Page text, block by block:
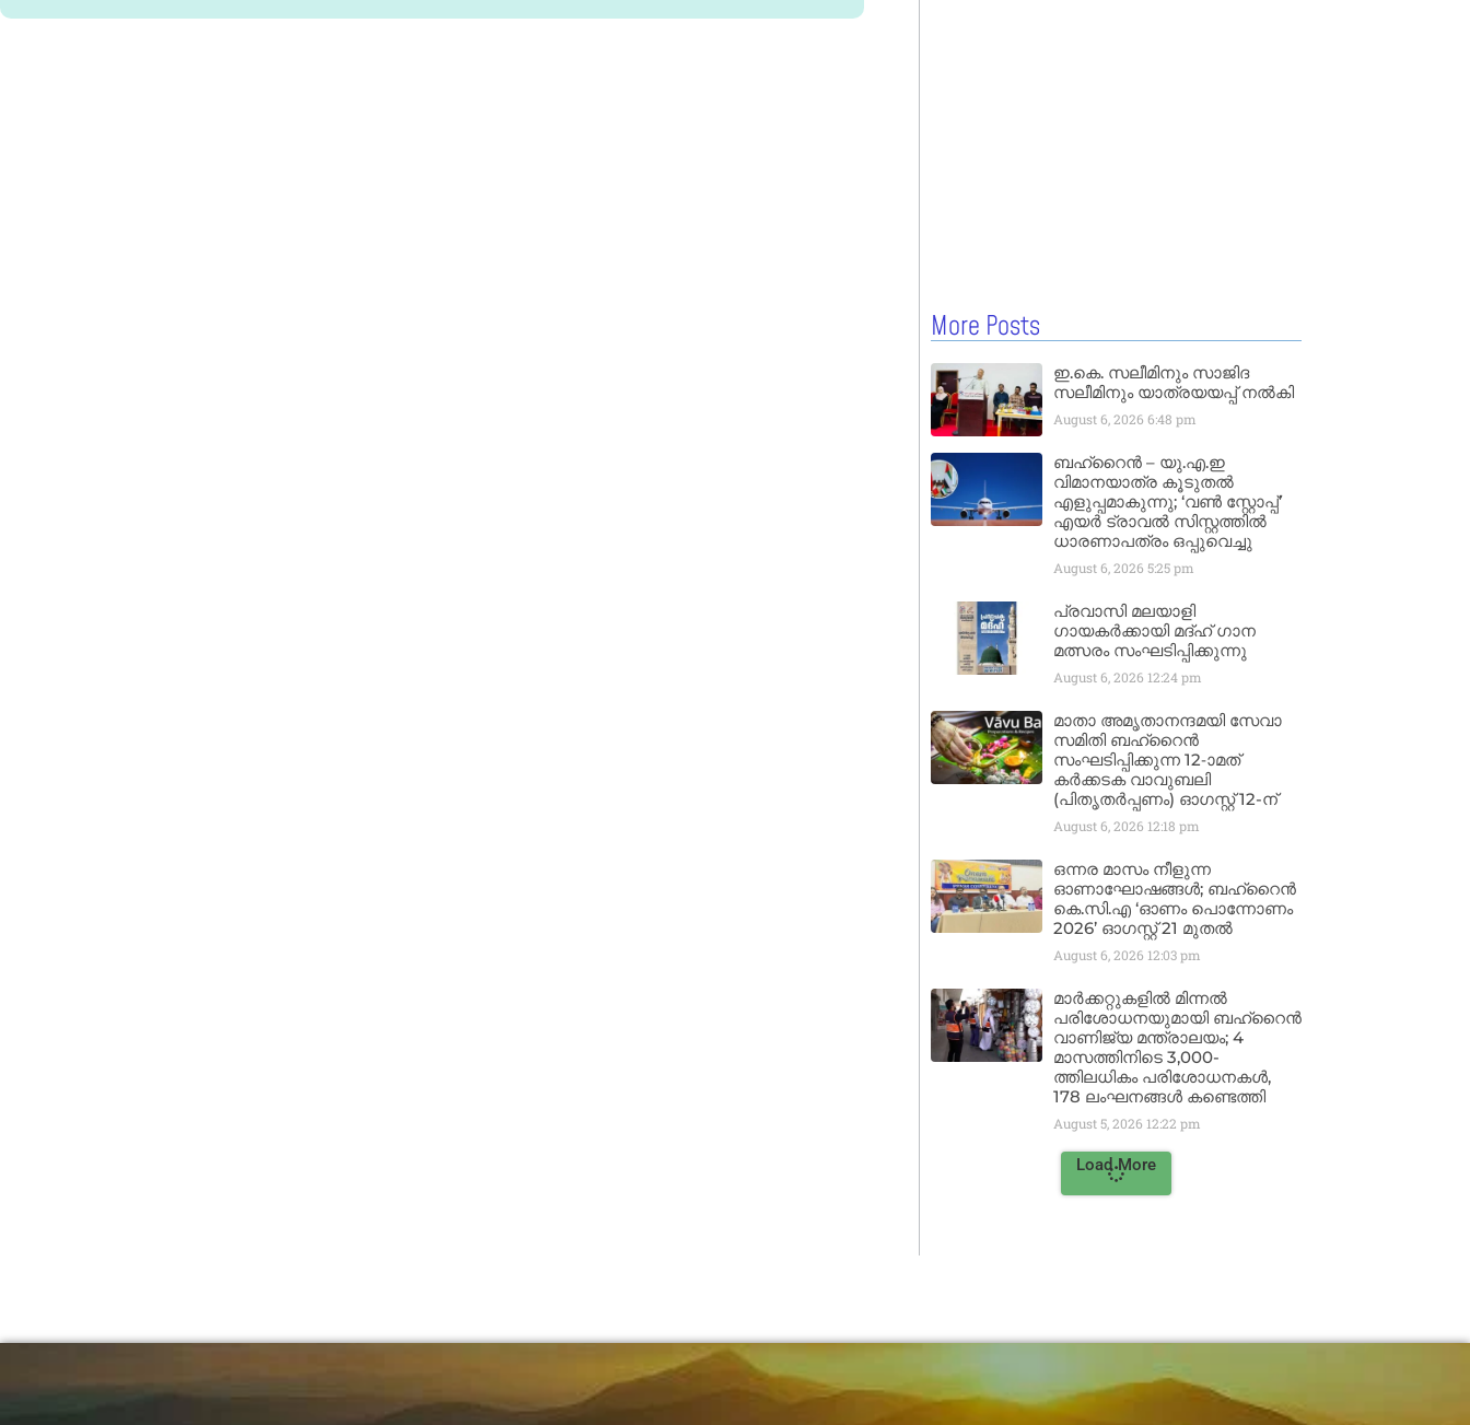
More Posts
ഇ.കെ. സലീമിനും സാജിദ
സലീമിനും യാത്രയയപ്പ് നൽകി
August 6, 2026 6:48 pm
ബഹ്‌റൈൻ – യു.എ.ഇ
വിമാനയാത്ര കൂടുതൽ
എളുപ്പമാകുന്നു; ‘വൺ സ്റ്റോപ്പ്’
എയർ ട്രാവൽ സിസ്റ്റത്തിൽ
ധാരണാപത്രം ഒപ്പുവെച്ചു
August 6, 2026 5:25 pm
പ്രവാസി മലയാളി
ഗായകർക്കായി മദ്ഹ് ഗാന
മത്സരം സംഘടിപ്പിക്കുന്നു
August 6, 2026 12:24 pm
മാതാ അമൃതാനന്ദമയി സേവാ
സമിതി ബഹ്‌റൈൻ
സംഘടിപ്പിക്കുന്ന 12-ാമത്
കർക്കടക വാവുബലി
(പിതൃതർപ്പണം) ഓഗസ്റ്റ് 12-ന്
August 6, 2026 12:18 pm
ഒന്നര മാസം നീളുന്ന
ഓണാഘോഷങ്ങൾ; ബഹ്‌റൈൻ
കെ.സി.എ ‘ഓണം പൊന്നോണം
2026’ ഓഗസ്റ്റ് 21 മുതൽ
August 6, 2026 12:03 pm
മാർക്കറ്റുകളിൽ മിന്നൽ
പരിശോധനയുമായി ബഹ്‌റൈൻ
വാണിജ്യ മന്ത്രാലയം; 4
മാസത്തിനിടെ 3,000-
ത്തിലധികം പരിശോധനകൾ,
178 ലംഘനങ്ങൾ കണ്ടെത്തി
August 5, 2026 12:22 pm
Load More